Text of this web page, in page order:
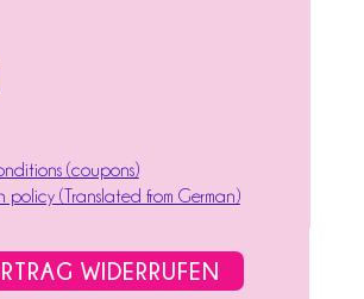
(coupons)
(Translated from German)
WIDERRUFEN